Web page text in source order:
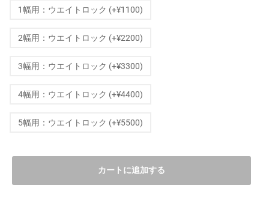
1幅用：ウエイトロック (+¥1100)
2幅用：ウエイトロック (+¥2200)
3幅用：ウエイトロック (+¥3300)
4幅用：ウエイトロック (+¥4400)
5幅用：ウエイトロック (+¥5500)
カートに追加する